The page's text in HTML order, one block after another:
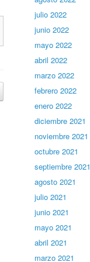
julio 2022
junio 2022
mayo 2022
abril 2022
marzo 2022
febrero 2022
enero 2022
diciembre 2021
noviembre 2021
octubre 2021
septiembre 2021
agosto 2021
julio 2021
junio 2021
mayo 2021
abril 2021
marzo 2021